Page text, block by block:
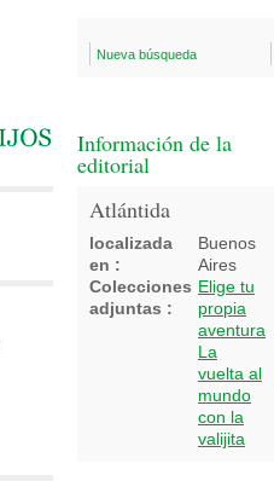
Nueva búsqueda
Información de la
editorial
Atlántida
localizada
en :
Buenos
Aires
Colecciones
adjuntas :
Elige tu
propia
aventura
La
vuelta al
mundo
con la
valijita